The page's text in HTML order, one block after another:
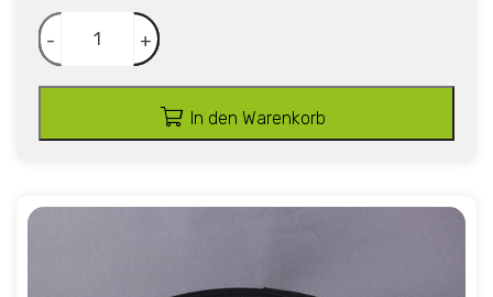
- +
In den Warenkorb